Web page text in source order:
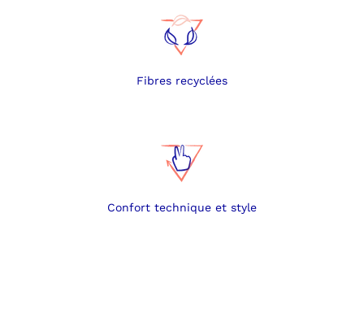
Fibres recyclées
Confort technique et style